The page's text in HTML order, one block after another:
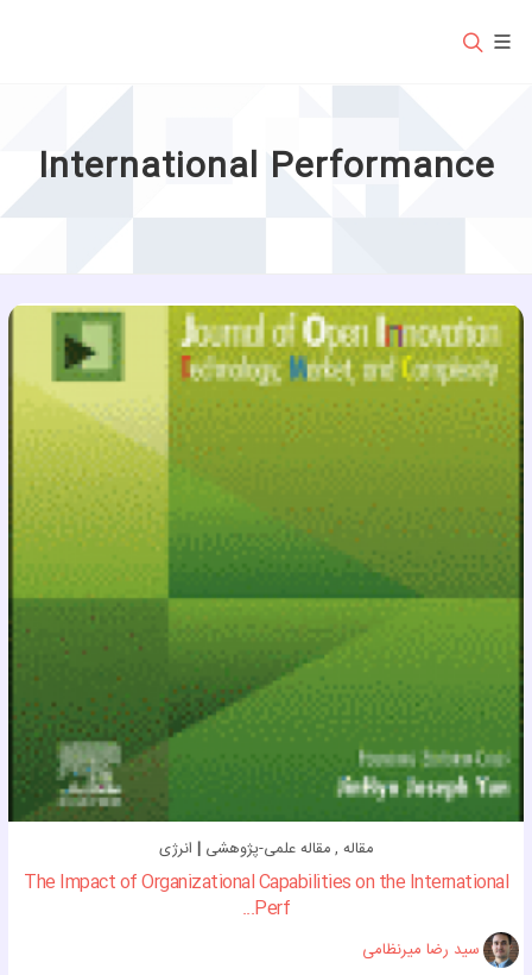
International Performance
مقاله , مقاله علمی-پژوهشی | انرژی
The Impact of Organizational Capabilities on the International
Perf...
سید رضا میرنظامی